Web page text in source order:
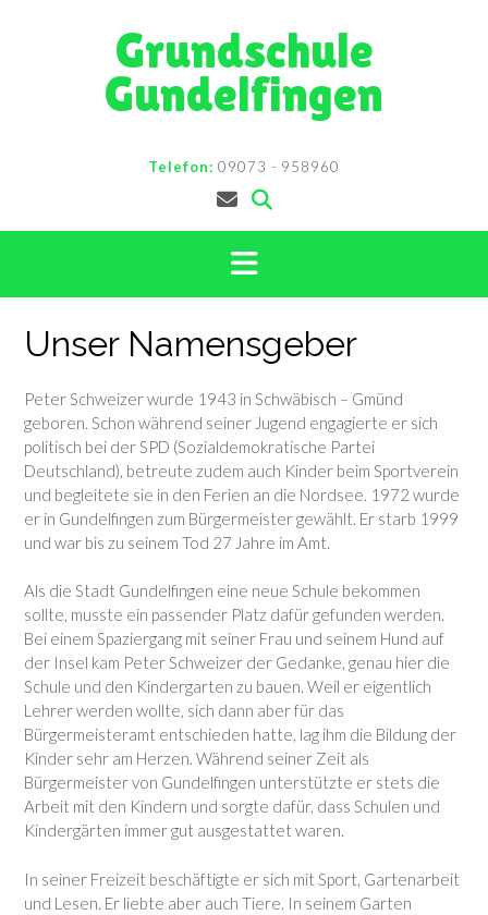
Grundschule
Gundelfingen
Telefon: 09073 - 958960
Unser Namensgeber
Peter Schweizer wurde 1943 in Schwäbisch – Gmünd
geboren. Schon während seiner Jugend engagierte er sich
politisch bei der SPD (Sozialdemokratische Partei
Deutschland), betreute zudem auch Kinder beim Sportverein
und begleitete sie in den Ferien an die Nordsee. 1972 wurde
er in Gundelfingen zum Bürgermeister gewählt. Er starb 1999
und war bis zu seinem Tod 27 Jahre im Amt.
Als die Stadt Gundelfingen eine neue Schule bekommen
sollte, musste ein passender Platz dafür gefunden werden.
Bei einem Spaziergang mit seiner Frau und seinem Hund auf
der Insel kam Peter Schweizer der Gedanke, genau hier die
Schule und den Kindergarten zu bauen. Weil er eigentlich
Lehrer werden wollte, sich dann aber für das
Bürgermeisteramt entschieden hatte, lag ihm die Bildung der
Kinder sehr am Herzen. Während seiner Zeit als
Bürgermeister von Gundelfingen unterstützte er stets die
Arbeit mit den Kindern und sorgte dafür, dass Schulen und
Kindergärten immer gut ausgestattet waren.
In seiner Freizeit beschäftigte er sich mit Sport, Gartenarbeit
und Lesen. Er liebte aber auch Tiere. In seinem Garten